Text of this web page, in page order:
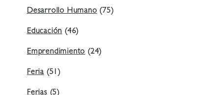
Desarrollo Humano(75)
Educación(46)
Emprendimiento(24)
Feria (51)
Ferias(5)